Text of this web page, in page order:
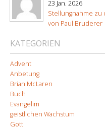
23 Jan. 2026
Stellungnahme zu
von Paul Bruderer
KATEGORIEN
Advent
Anbetung
Brian McLaren
Buch
Evangelim
geistlichen Wachstum
Gott